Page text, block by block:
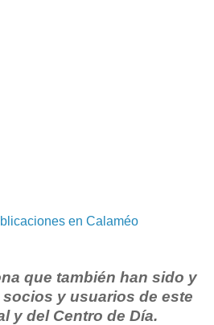
en Calaméo
que también han sido y
y usuarios de este
y del Centro de Día.